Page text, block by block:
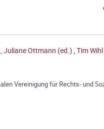
,Juliane Ottmann (ed.) ,Tim
Vereinigung für Rechts- und